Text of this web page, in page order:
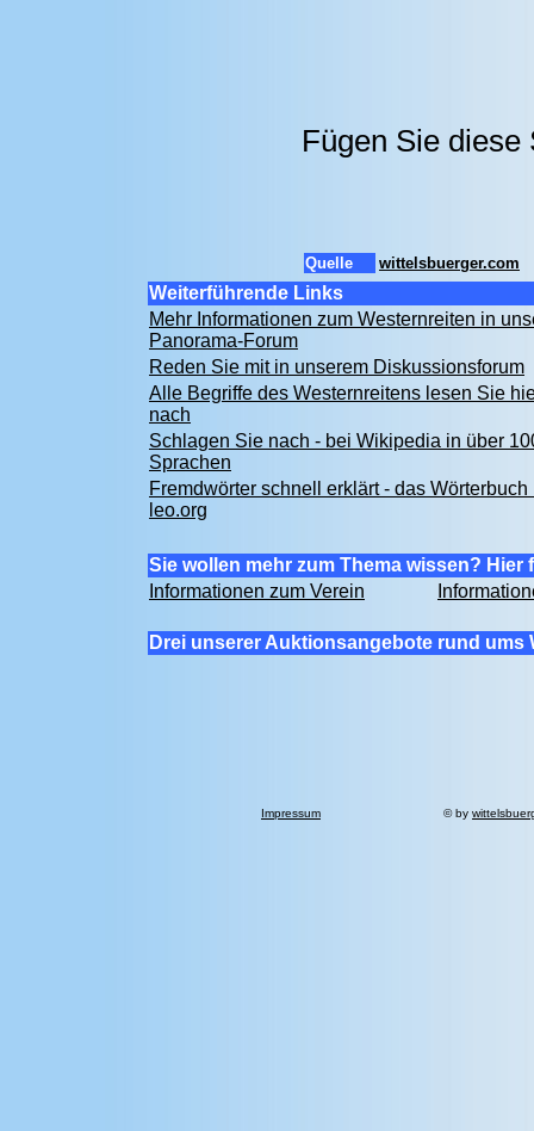
Fügen Sie
Quelle wittelsbuerger.com
Weiterführende Links
Mehr Informationen zum Westernreiten in
Panorama-Forum
Reden Sie mit in unserem Diskussionsforum
Alle Begriffe des Westernreitens lesen Sie
nach
Schlagen Sie nach - bei Wikipedia in über
Sprachen
Fremdwörter schnell erklärt - das Wörterbuch
leo.org
Sie wollen mehr zum Thema wissen? Hier
Informationen zum Verein
Drei unserer Auktionsangebote rund ums
Impressum © by